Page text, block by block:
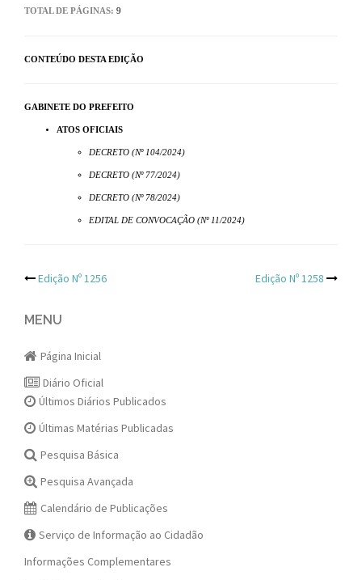
TOTAL DE PÁGINAS: 9
CONTEÚDO DESTA EDIÇÃO
GABINETE DO PREFEITO
ATOS OFICIAIS
DECRETO (Nº 104/2024)
DECRETO (Nº 77/2024)
DECRETO (Nº 78/2024)
EDITAL DE CONVOCAÇÃO (Nº 11/2024)
Post
navigation
Edição Nº 1256 Edição Nº 1258
MENU
Página Inicial
Diário Oficial
Últimos Diários Publicados
Últimas Matérias Publicadas
Pesquisa Básica
Pesquisa Avançada
Calendário de Publicações
Serviço de Informação ao Cidadão
Informações Complementares